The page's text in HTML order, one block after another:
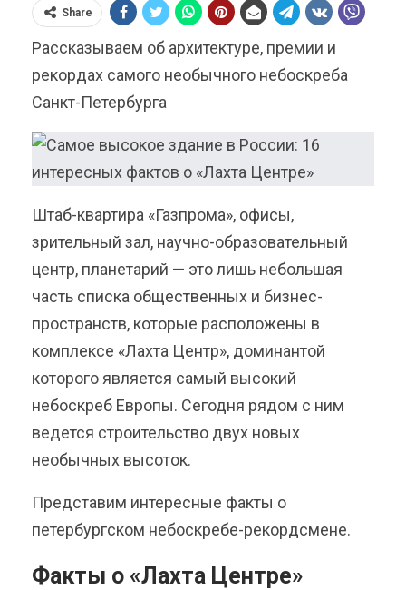
Share
Рассказываем об архитектуре, премии и
рекордах самого необычного небоскреба
Санкт-Петербурга
Штаб-квартира «Газпрома», офисы,
зрительный зал, научно-образовательный
центр, планетарий — это лишь небольшая
часть списка общественных и бизнес-
пространств, которые расположены в
комплексе «Лахта Центр», доминантой
которого является самый высокий
небоскреб Европы. Сегодня рядом с ним
ведется строительство двух новых
необычных высоток.
Представим интересные факты о
петербургском небоскребе-рекордсмене.
Факты о «Лахта Центре»